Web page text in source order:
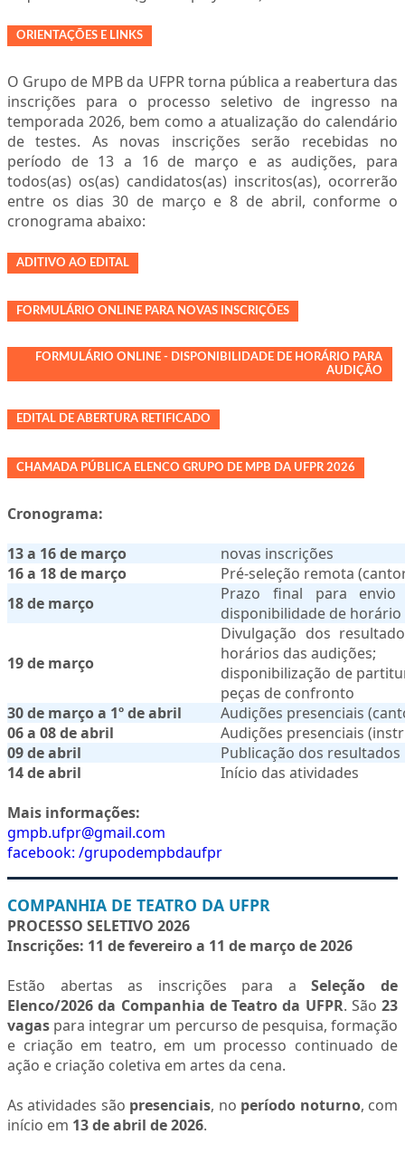
ORIENTAÇÕES E LINKS
O Grupo de MPB da UFPR torna pública a reabertura das
inscrições para o processo seletivo de ingresso na
temporada 2026, bem como a atualização do calendário
de testes. As novas inscrições serão recebidas no
período de 13 a 16 de março e as audições, para
todos(as) os(as) candidatos(as) inscritos(as), ocorrerão
entre os dias 30 de março e 8 de abril, conforme o
cronograma abaixo:
ADITIVO AO EDITAL
FORMULÁRIO ONLINE PARA NOVAS INSCRIÇÕES
FORMULÁRIO ONLINE - DISPONIBILIDADE DE HORÁRIO PARA
AUDIÇÃO
EDITAL DE ABERTURA RETIFICADO
CHAMADA PÚBLICA ELENCO GRUPO DE MPB DA UFPR 2026
Cronograma:
13 a 16 de março
novas inscrições
16 a 18 de março
Pré-seleção remota
18 de março
Prazo final para
disponibilidade de horário
19 de março
Divulgação dos
horários das audições;
disponibilização de
peças de confronto
30 de março a 1º de abril
Audições presenciais
06 a 08 de abril
Audições presenciais
09 de abril
Publicação dos resultados
14 de abril
Início das atividades
Mais informações:
gmpb.ufpr@gmail.com
facebook: /grupodempbdaufpr
COMPANHIA DE TEATRO DA UFPR
PROCESSO SELETIVO 2026
Inscrições: 11 de fevereiro a 11 de março de 2026
Estão abertas as inscrições para aSeleção de
Elenco/2026 da Companhia de Teatro da UFPR. São 23
vagas para integrar um percurso de pesquisa, formação
e criação em teatro, em um processo continuado de
ação e criação coletiva em artes da cena.
As atividades são presenciais, no período noturno, com
início em 13 de abril de 2026.